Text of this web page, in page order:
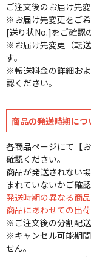
ご注文後のお届け先
※お届け先変更をご
[送り状No.]をご確認
※お届け先変更（転
す。
※転送料金の詳細お
認ください。
商品の発送時期につ
各商品ページにて【
確認ください。
商品が発送されない
まれていないかご確認
発送時期の異なる商
商品にあわせての出荷
※ご注文後の分割配送
※キャンセル可能期
せん。